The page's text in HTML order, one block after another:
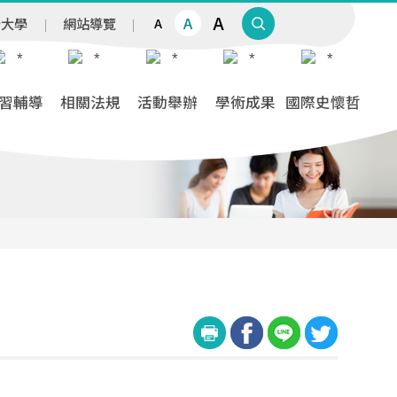
學 網站導覽 A A A
輔導 相關法規 活動舉辦 學術成果 國際史懷哲